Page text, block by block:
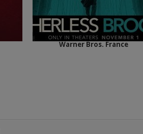
Warner Bros. France